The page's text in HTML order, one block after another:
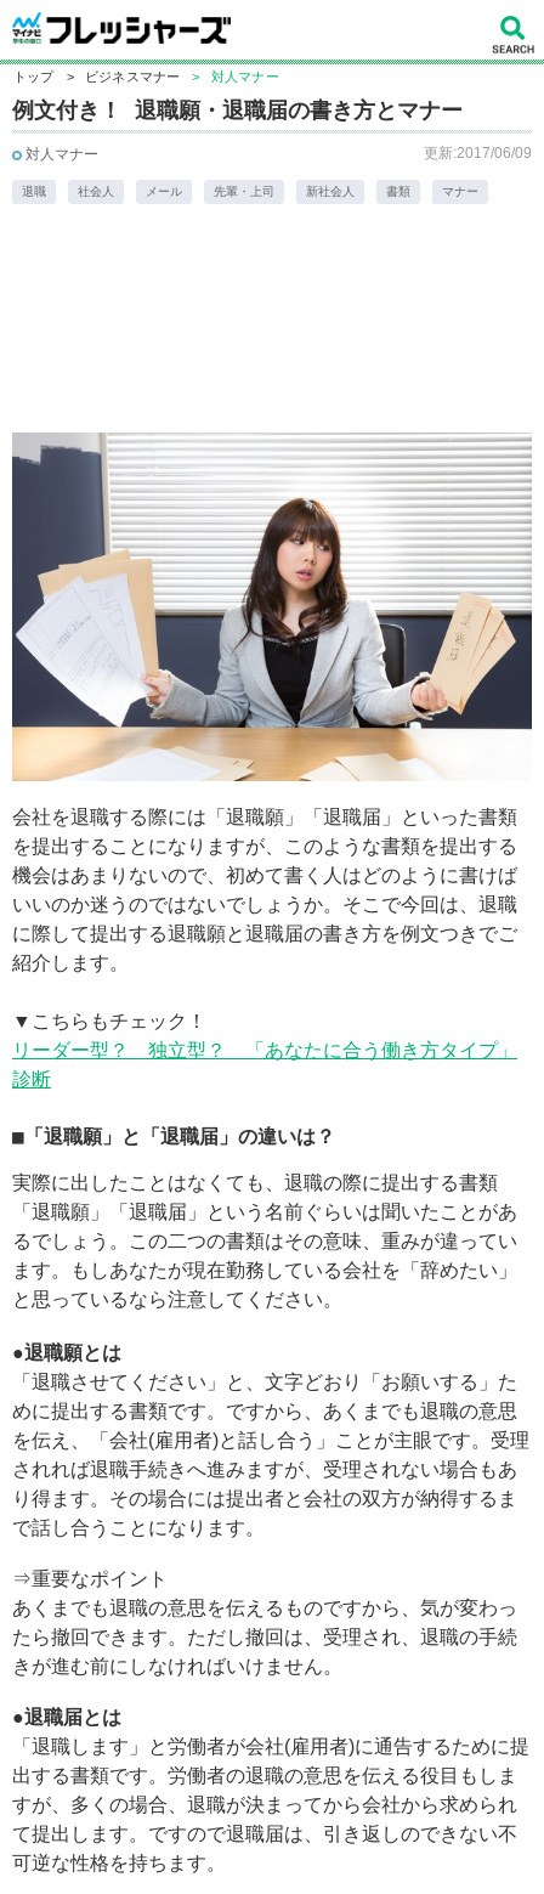
トップ > ビジネスマナー > 対人マナー
例文付き！ 退職願・退職届の書き方とマナー
対人マナー 更新:2017/06/09
退職 社会人 メール 先輩・上司 新社会人 書類 マナー
会社を退職する際には「退職願」「退職届」といった書類
を提出することになりますが、このような書類を提出する
機会はあまりないので、初めて書く人はどのように書けば
いいのか迷うのではないでしょうか。そこで今回は、退職
に際して提出する退職願と退職届の書き方を例文つきでご
紹介します。
▼こちらもチェック！
リーダー型？ 独立型？ 「あなたに合う働き方タイプ」
診断
■「退職願」と「退職届」の違いは？
実際に出したことはなくても、退職の際に提出する書類
「退職願」「退職届」という名前ぐらいは聞いたことがあ
るでしょう。この二つの書類はその意味、重みが違ってい
ます。もしあなたが現在勤務している会社を「辞めたい」
と思っているなら注意してください。
●退職願とは
「退職させてください」と、文字どおり「お願いする」た
めに提出する書類です。ですから、あくまでも退職の意思
を伝え、「会社(雇用者)と話し合う」ことが主眼です。受理
されれば退職手続きへ進みますが、受理されない場合もあ
り得ます。その場合には提出者と会社の双方が納得するま
で話し合うことになります。
⇒重要なポイント
あくまでも退職の意思を伝えるものですから、気が変わっ
たら撤回できます。ただし撤回は、受理され、退職の手続
きが進む前にしなければいけません。
●退職届とは
「退職します」と労働者が会社(雇用者)に通告するために提
出する書類です。労働者の退職の意思を伝える役目もしま
すが、多くの場合、退職が決まってから会社から求められ
て提出します。ですので退職届は、引き返しのできない不
可逆な性格を持ちます。